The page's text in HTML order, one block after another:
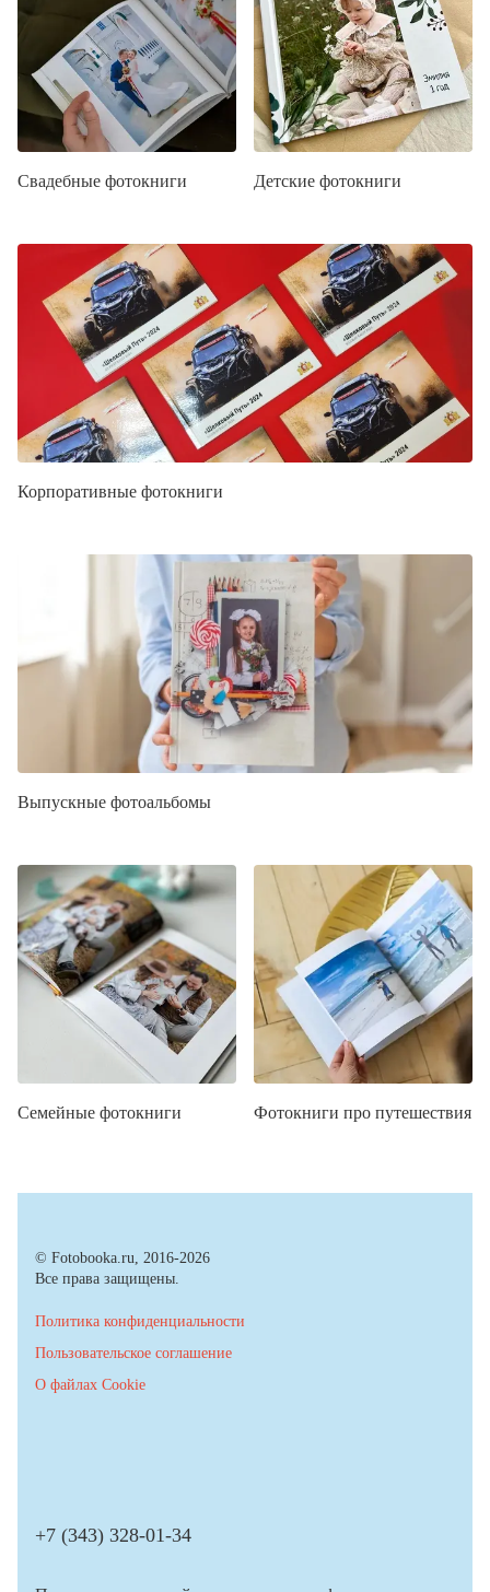
Свадебные фотокниги Детские фотокниги
Корпоративные фотокниги
Выпускные фотоальбомы
Семейные фотокниги Фотокниги про путешествия
© Fotobooka.ru, 2016-2026
Все права защищены.
Политика конфиденциальности
Пользовательское соглашение
О файлах Cookie
+7 (343) 328-01-34